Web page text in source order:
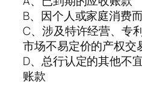
B、因个人或家庭消费
C、涉及特许经营、专
市场不易定价的产权交
D、总行认定的其他不
账款